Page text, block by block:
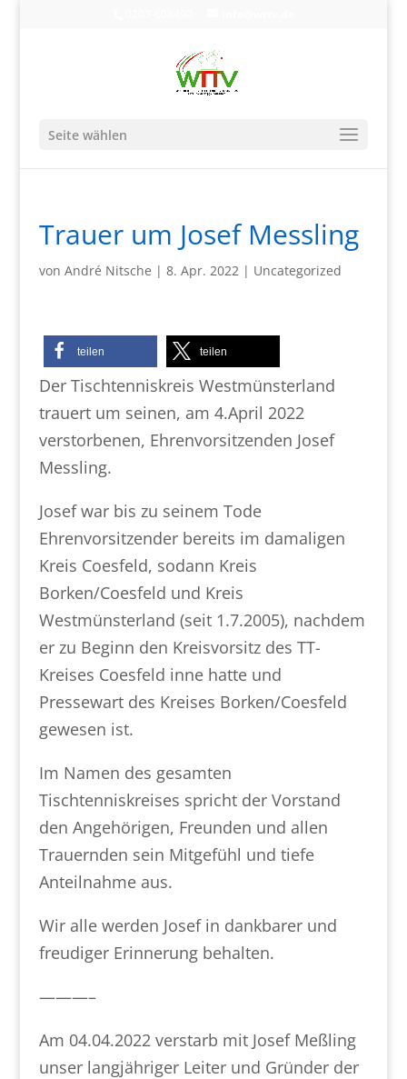
Seite wählen
Trauer um Josef Messling
von André Nitsche | 8. Apr. 2022| Uncategorized
teilen teilen
Der Tischtenniskreis Westmünsterland
trauert um seinen, am 4.April 2022
verstorbenen, Ehrenvorsitzenden Josef
Messling.
Josef war bis zu seinem Tode
Ehrenvorsitzender bereits im damaligen
Kreis Coesfeld, sodann Kreis
Borken/Coesfeld und Kreis
Westmünsterland (seit 1.7.2005), nachdem
er zu Beginn den Kreisvorsitz des TT-
Kreises Coesfeld inne hatte und
Pressewart des Kreises Borken/Coesfeld
gewesen ist.
Im Namen des gesamten
Tischtenniskreises spricht der Vorstand
den Angehörigen, Freunden und allen
Trauernden sein Mitgefühl und tiefe
Anteilnahme aus.
Wir alle werden Josef in dankbarer und
freudiger Erinnerung behalten.
———–
Am 04.04.2022 verstarb mit Josef Meßling
unser langjähriger Leiter und Gründer der